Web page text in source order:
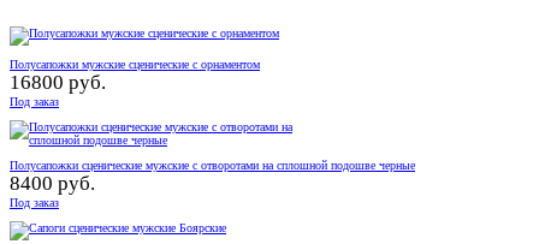
Полусапожки мужские сценические с орнаментом
16800 руб.
Под заказ
Полусапожки сценические мужские с отворотами на сплошной подошве черные
8400 руб.
Под заказ